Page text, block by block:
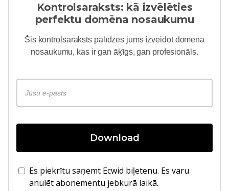
Kontrolsaraksts: kā izvēlēties
perfektu domēna nosaukumu
Šis kontrolsaraksts palīdzēs jums izveidot domēna
nosaukumu, kas ir gan āķīgs, gan profesionāls.
Download
Es piekrītu saņemt Ecwid biļetenu. Es varu
anulēt abonementu jebkurā laikā.